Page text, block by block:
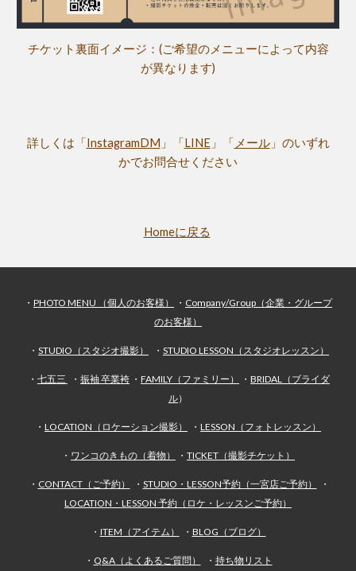
チケット裏面イメージ：(ご希望のメニューによって内容
が異なります)
詳しくは「InstagramDM 」「LINE」「 メール」のいずれ
かでお問合せください
Homeに戻る
・ PHOTO MENU （個人のお客様） ・ Company/Group（企業・グループ
のお客様）
・ STUDIO（スタジオ撮影） ・ STUDIO LESSON（スタジオレッスン）
・ 七五三 ・ 振袖 卒業袴 ・ FAMILY（ファミリー） ・ BRIDAL（ブライダ
ル）
・ LOCATION（ロケーション撮影） ・ LESSON（フォトレッスン）
・ ワンコのきもの（着物） ・ TICKET（撮影チケット）
・ CONTACT（ご予約） ・ STUDIO・LESSON予約（一宮店ご予約）
・
LOCATION・LESSON 予約（ロケ・レッスンご予約）
・ ITEM（アイテム） ・ BLOG（ブログ）
・ Q&A（よくあるご質問） ・ 持ち物リスト